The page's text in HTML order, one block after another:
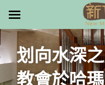
最新消息
關於我們
雜誌目錄
划向水深
教會於哈
商
所有商品分類